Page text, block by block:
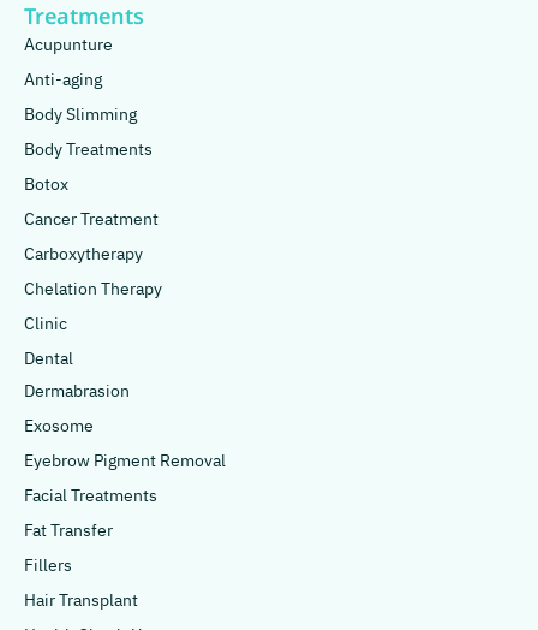
Treatments
Acupunture
Anti-aging
Body Slimming
Body Treatments
Botox
Cancer Treatment
Carboxytherapy
Chelation Therapy
Clinic
Dental
Dermabrasion
Exosome
Eyebrow Pigment Removal
Facial Treatments
Fat Transfer
Fillers
Hair Transplant